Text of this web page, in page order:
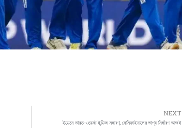
NEXT
ইডেনে ভারত-ওয়েস্ট ইন্ডিজ মহারণ, সেমিফাইনালের ভাগ্য নির্ধারণ আজই